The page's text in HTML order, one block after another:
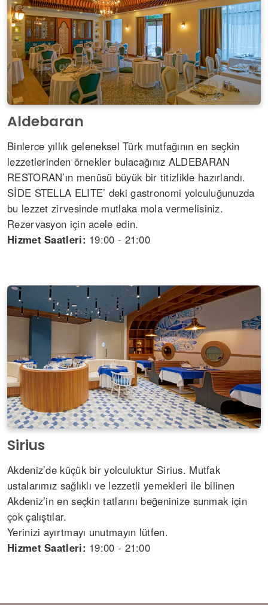
Aldebaran
Binlerce yıllık geleneksel Türk mutfağının en seçkin
lezzetlerinden örnekler bulacağınız ALDEBARAN
RESTORAN’ın menüsü büyük bir titizlikle hazırlandı.
SİDE STELLA ELITE’ deki gastronomi yolculuğunuzda
bu lezzet zirvesinde mutlaka mola vermelisiniz.
Rezervasyon için acele edin.
Hizmet Saatleri: 19:00 - 21:00
Sirius
Akdeniz’de küçük bir yolculuktur Sirius. Mutfak
ustalarımız sağlıklı ve lezzetli yemekleri ile bilinen
Akdeniz’in en seçkin tatlarını beğeninize sunmak için
çok çalıştılar.
Yerinizi ayırtmayı unutmayın lütfen.
Hizmet Saatleri: 19:00 - 21:00